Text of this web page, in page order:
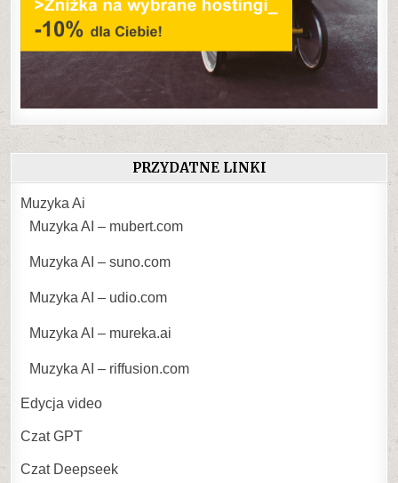
PRZYDATNE LINKI
Muzyka Ai
Muzyka AI – mubert.com
Muzyka AI – suno.com
Muzyka AI – udio.com
Muzyka AI – mureka.ai
Muzyka AI – riffusion.com
Edycja video
Czat GPT
Czat Deepseek